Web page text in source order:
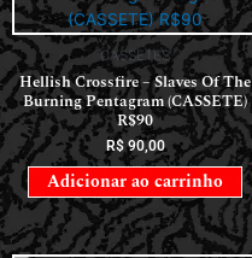
CASSETES
Hellish Crossfire – Slaves Of The
Burning Pentagram (CASSETE)
R$90
R$90,00
Adicionar ao carrinho